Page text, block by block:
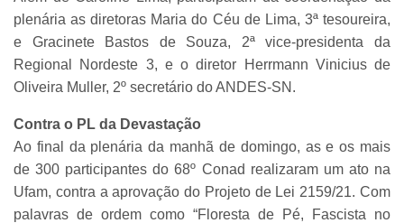
plenária as diretoras Maria do Céu de Lima, 3ª tesoureira,
e Gracinete Bastos de Souza, 2ª vice-presidenta da
Regional Nordeste 3, e o diretor Herrmann Vinicius de
Oliveira Muller, 2º secretário do ANDES-SN.
Contra o PL da Devastação
Ao final da plenária da manhã de domingo, as e os mais
de 300 participantes do 68º Conad realizaram um ato na
Ufam, contra a aprovação do Projeto de Lei 2159/21. Com
palavras de ordem como “Floresta de Pé, Fascista no